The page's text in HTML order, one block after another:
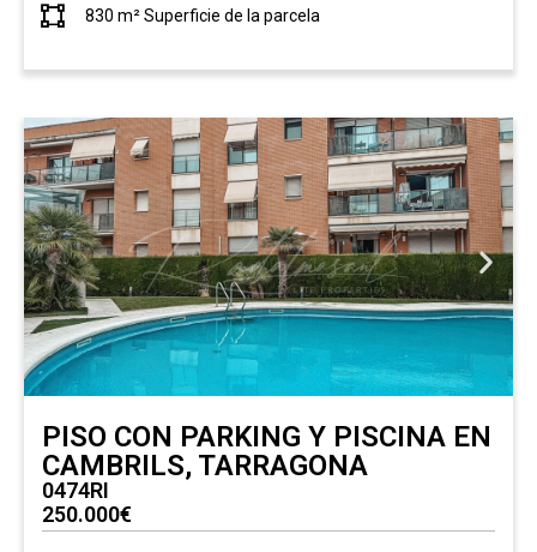
830 m² Superficie de la parcela
PISO CON PARKING Y PISCINA EN
CAMBRILS, TARRAGONA
0474RI
250.000€